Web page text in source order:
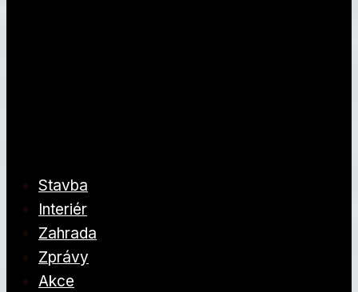
Stavba
Interiér
Zahrada
Zprávy
Akce